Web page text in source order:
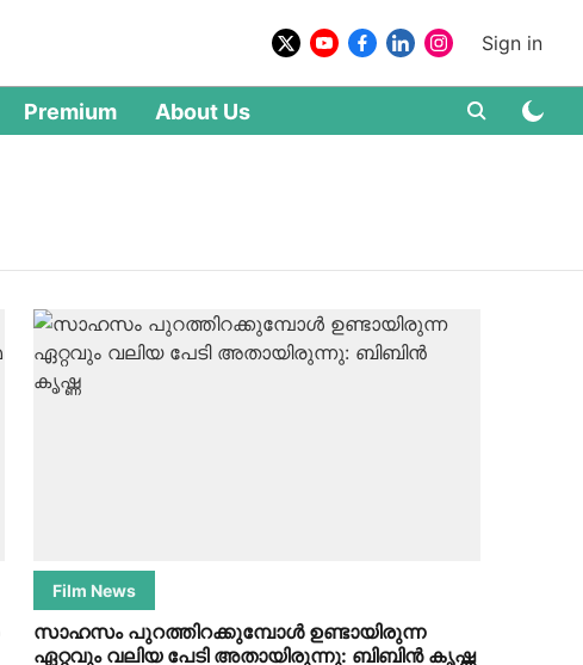
Sign in
Premium About Us
Film News
സാഹസം പുറത്തിറക്കുമ്പോള്‍ ഉണ്ടായിരുന്ന
ഏറ്റവും വലിയ പേടി അതായിരുന്നു: ബിബിന്‍ കൃഷ്ണ